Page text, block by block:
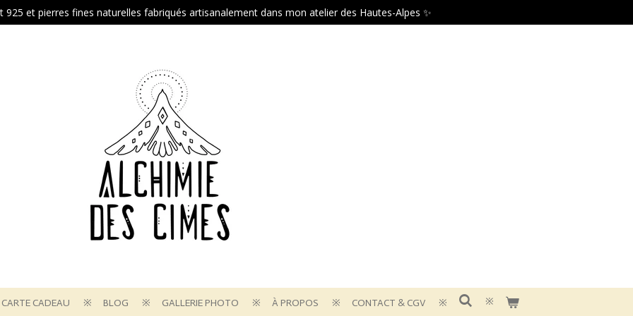
925 et pierres fines naturelles fabriqués artisanalement dans mon atelier des Hautes-Alpes ✨
CARTE CADEAU BLOG GALLERIE PHOTO À PROPOS CONTACT & CGV